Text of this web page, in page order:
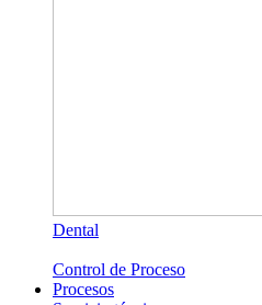
Dental
Control de Proceso
Procesos